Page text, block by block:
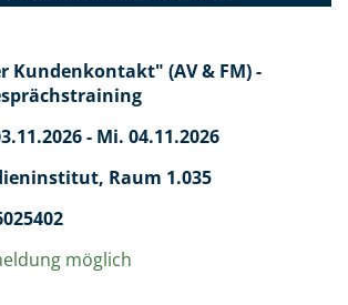
Kundenkontakt" (AV & FM) -
- Mi. 04.11.2026
Raum 1.035
möglich